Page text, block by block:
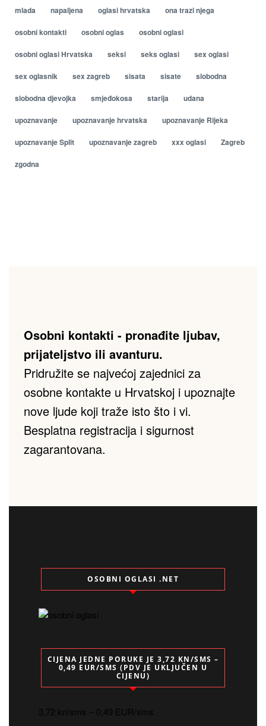
mlada napaljena oglasi hrvatska ona trazi njega
osobni kontakti osobni oglas osobni oglasi
osobni oglasi Hrvatska seksi seks oglasi sex oglasi
sex oglasnik sex zagreb sisata sisate slobodna
slobodna djevojka smjeđokosa starija udana
upoznavanje upoznavanje hrvatska upoznavanje Rijeka
upoznavanje Split upoznavanje zagreb xxx oglasi Zagreb
zgodna
Osobni kontakti - pronađite ljubav,
prijateljstvo ili avanturu.
Pridružite se najvećoj zajednici za
osobne kontakte u Hrvatskoj i upoznajte
nove ljude koji traže isto što i vi.
Besplatna registracija i sigurnost
zagarantovana.
OSOBNI OGLASI .NET
CIJENA JEDNE PORUKE JE 3,72 KN/SMS –
0,49 EUR/SMS (PDV JE UKLJUČEN U
CIJENU)
3,72 kn/sms – 0,49 EUR/sms